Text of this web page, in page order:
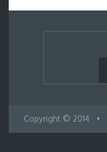
Copyright © 2014 •